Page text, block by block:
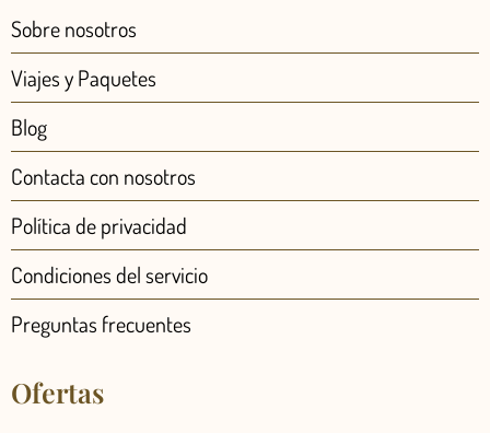
Sobre nosotros
Viajes y Paquetes
Blog
Contacta con nosotros
Política de privacidad
Condiciones del servicio
Preguntas frecuentes
Ofertas